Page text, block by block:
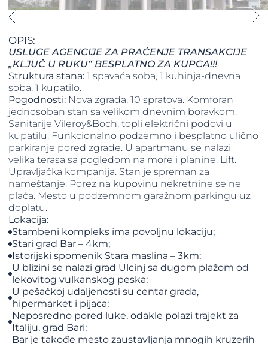
OPIS:
USLUGE AGENCIJE ZA PRAĆENJE TRANSAKCIJE
„KLJUČ U RUKU“ BESPLATNO ZA KUPCA!!!
Struktura stana: 1 spavaća soba, 1 kuhinja-dnevna
soba, 1 kupatilo.
Pogodnosti: Nova zgrada, 10 spratova. Komforan
jednosoban stan sa velikom dnevnim boravkom.
Sanitarije Vileroy&Boch, topli električni podovi u
kupatilu. Funkcionalno podzemno i besplatno ulično
parkiranje pored zgrade. U apartmanu se nalazi
velika terasa sa pogledom na more i planine. Lift.
Upravljačka kompanija. Stan je spreman za
nameštanje. Porez na kupovinu nekretnine se ne
plaća. Mesto u podzemnom garažnom parkingu uz
doplatu.
Lokacija:
Stambeni kompleks ima povoljnu lokaciju;
Stari grad Bar – 4km;
Istorijski spomenik Stara maslina – 3km;
U blizini se nalazi grad Ulcinj sa dugom plažom od
lekovitog vulkanskog peska;
U pešačkoj udaljenosti su centar grada,
hipermarket i pijaca;
Neposredno pored luke, odakle polazi trajekt za
Italiju, grad Bari;
Bar je takođe mesto zaustavljanja mnogih kruzerih